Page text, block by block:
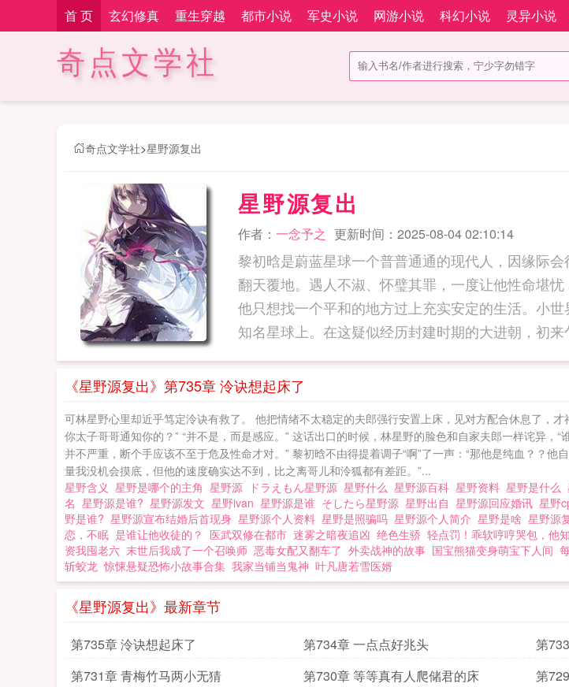
首 页 玄幻修真 重生穿越 都市小说 军史小说 网游小说 科幻小说 灵异小说
奇点文学社
奇点文学社>星野源复出
星野源复出
作者： 一念予之 更新时间：2025-08-04 02:10:14
黎初晗是蔚蓝星球一个普普通通的现代人，因缘际
翻天覆地。遇人不淑、怀璧其罪，一度让他性命堪
他只想找一个平和的地方过上充实安定的生活。小
《星野源复出》第735章 泠诀想起床了
可林星野心里却近乎笃定泠诀有救了。 他把情绪不太稳定的夫郎强行安置上床，见对方配合休息了，
你太子哥哥通知你的？” “并不是，而是感应。” 这话出口的时候，林星野的脸色和自家夫郎一样诧异
并不严重，断个手应该不至于危及性命才对。” 黎初晗不由得提着调子“啊”了一声：“那他是纯血？？
量我没机会摸底，但他的速度确实达不到，比之离哥儿和泠狐都有差距。”...
星野含义 星野是哪个的主角 星野源 ドラえもん星野源 星野什么 星野源百科 星野资料 星野是什么
名 星野源是谁? 星野源发文 星野ivan 星野源是谁 そしたら星野源 星野出自 星野源回应婚讯 星野
野是谁? 星野源宣布结婚后首现身 星野源个人资料 星野是照骗吗 星野源个人简介 星野是啥 星野源
恋，不眠 是谁让他收徒的？ 医武双修在都市 迷雾之暗夜追凶 绝色生骄 轻点罚！乖软哼哼哭包，他
资我囤老六 末世后我成了一个召唤师 恶毒女配又翻车了 外卖战神的故事 国宝熊猫变身萌宝下人间
斩蛟龙 惊悚悬疑恐怖小故事合集 我家当铺当鬼神 叶凡唐若雪医婿
《星野源复出》最新章节
第735章 泠诀想起床了 第734章 一点点好兆头 第
第731章 青梅竹马两小无猜
第730章 等等真有人爬储君的床 第